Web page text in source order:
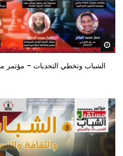
الشباب وتخطي التحديات – مؤتمر